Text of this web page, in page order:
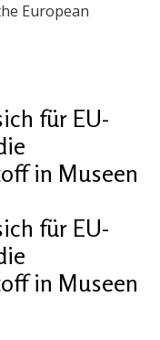
European
für EU-
in Museen
für EU-
in Museen